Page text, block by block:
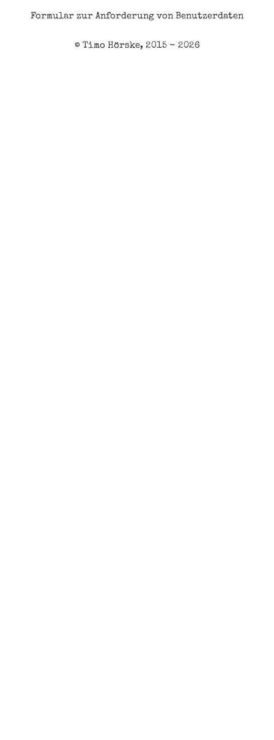
Formular zur Anforderung von Benutzerdaten
© Timo Hörske, 2015 - 2026